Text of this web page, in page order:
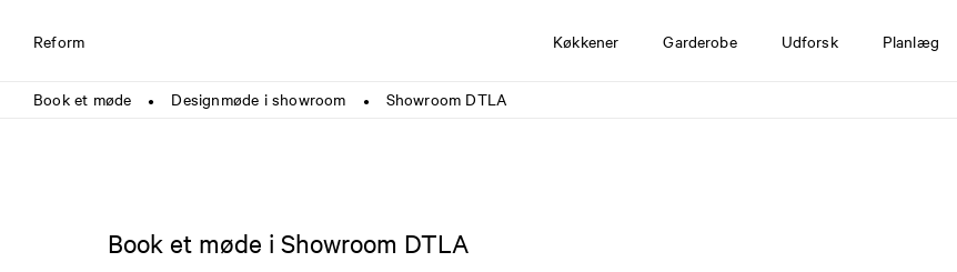
Reform Køkkener Garderobe Udforsk Planlæg
Book et møde ● Designmøde i showroom ● Showroom DTLA
Book et møde i Showroom DTLA